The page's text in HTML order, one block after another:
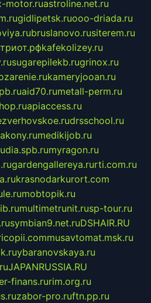
motor.ruastroline.net.ru
gidlipetsk.ruooo-driada.ru
bruslanovo.rusiterem.ru
kafekolizey.ru
sugarepilekb.rugrinox.ru
kameryjooan.ru
aid70.rumetall-perm.ru
apiaccess.ru
drsschool.ru
medikijob.ru
myragon.ru
gardengallereya.rurti.com.ru
krasnodarkurort.com
mobtopik.ru
multimetrunit.rusp-tour.ru
symbian9.net.ruDSHAIR.RU
musavtomat.msk.ru
ybaranovskaya.ru
JAPANRUSSIA.RU
finans.rurim.org.ru
zabor-pro.ruftn.pp.ru